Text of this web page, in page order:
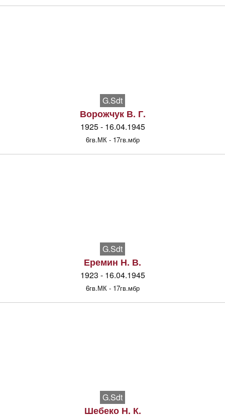
G.Sdt
Ворожчук В. Г.
1925 - 16.04.1945
6гв.МК - 17гв.мбр
G.Sdt
Еремин Н. В.
1923 - 16.04.1945
6гв.МК - 17гв.мбр
G.Sdt
Шебеко Н. К.